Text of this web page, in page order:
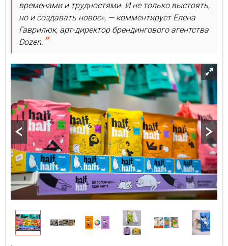
временами и трудностями. И не только выстоять,
но и создавать новое», — комментирует Елена
Гаврилюк, арт-директор брендингового агентства
Dozen.